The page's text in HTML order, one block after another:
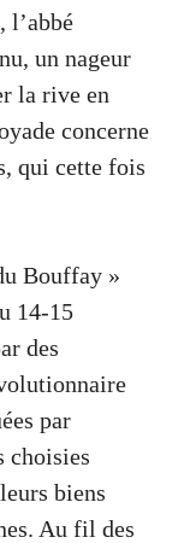
l’abbé
un nageur
la rive en
concerne
qui cette fois
Bouffay »
14-15
des
par
choisies
biens
Au fil des